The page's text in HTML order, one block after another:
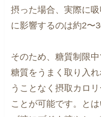
摂った場合、実際に
に影響するのは約2〜
そのため、糖質制限
糖質をうまく取り入
うことなく摂取カロ
ことが可能です。と